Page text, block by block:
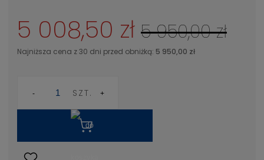
5 008,50 zł 5 950,00 zł
Najniższa cena z 30 dni przed obniżką: 5 950,00 zł
SZT.